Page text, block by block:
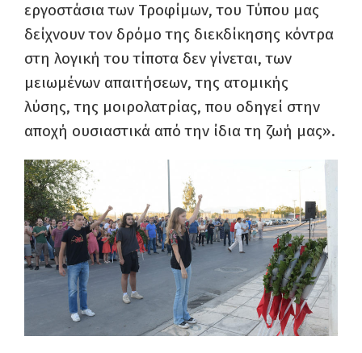
εργοστάσια των Τροφίμων, του Τύπου μας
δείχνουν τον δρόμο της διεκδίκησης κόντρα
στη λογική του τίποτα δεν γίνεται, των
μειωμένων απαιτήσεων, της ατομικής
λύσης, της μοιρολατρίας, που οδηγεί στην
αποχή ουσιαστικά από την ίδια τη ζωή μας».